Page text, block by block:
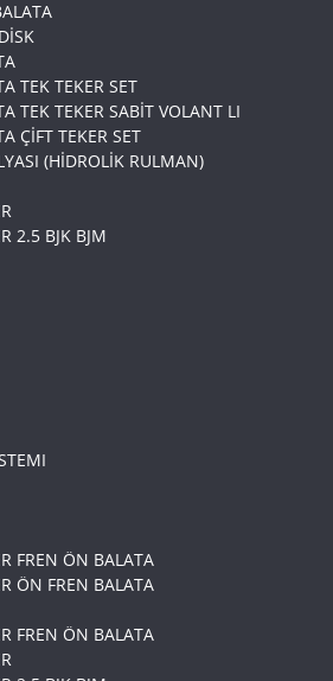
TEK TEKER SET
TEK TEKER SABİT VOLANT LI
ÇİFT TEKER SET
(HİDROLİK RULMAN)
2.5 BJK BJM
FREN ÖN BALATA
ÖN FREN BALATA
FREN ÖN BALATA